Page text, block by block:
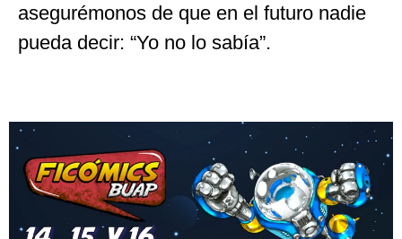
asegurémonos de que en el futuro nadie
pueda decir: “Yo no lo sabía”.